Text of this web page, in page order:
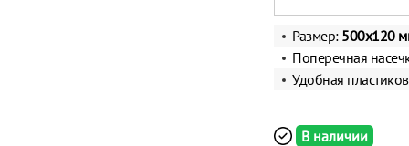
Размер: 500x120
Поперечная
Удобная
В наличии